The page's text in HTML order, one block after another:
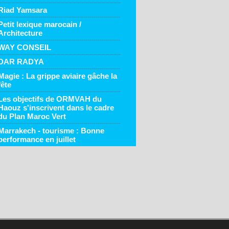
Yamsara
lexique marocain /
CONSEIL
RADYA
: La grippe aviaire gâche la
objectifs de ORMVAH du
s'inscrivent dans le cadre
Plan Maroc Vert
- tourisme : Bonne
en juillet